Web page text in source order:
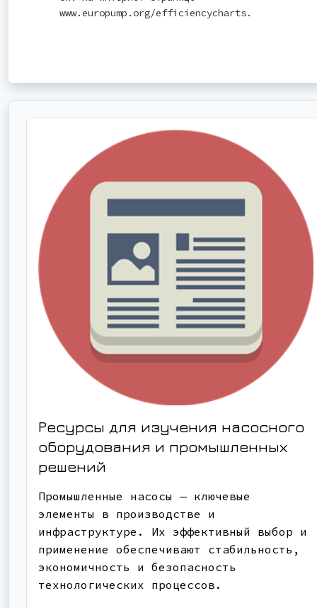
www.europump.org/efficiencycharts.
Ресурсы для изучения насосного
оборудования и промышленных
решений
Промышленные насосы — ключевые
элементы в производстве и
инфраструктуре. Их эффективный выбор и
применение обеспечивают стабильность,
экономичность и безопасность
технологических процессов.